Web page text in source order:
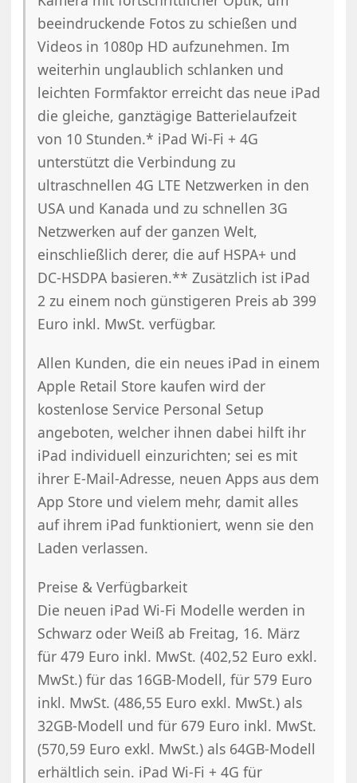
beeindruckende Fotos zu schießen und
Videos in 1080p HD aufzunehmen. Im
weiterhin unglaublich schlanken und
leichten Formfaktor erreicht das neue iPad
die gleiche, ganztägige Batterielaufzeit
von 10 Stunden.* iPad Wi-Fi + 4G
unterstützt die Verbindung zu
ultraschnellen 4G LTE Netzwerken in den
USA und Kanada und zu schnellen 3G
Netzwerken auf der ganzen Welt,
einschließlich derer, die auf HSPA+ und
DC-HSDPA basieren.** Zusätzlich ist iPad
2 zu einem noch günstigeren Preis ab 399
Euro inkl. MwSt. verfügbar.
Allen Kunden, die ein neues iPad in einem
Apple Retail Store kaufen wird der
kostenlose Service Personal Setup
angeboten, welcher ihnen dabei hilft ihr
iPad individuell einzurichten; sei es mit
ihrer E-Mail-Adresse, neuen Apps aus dem
App Store und vielem mehr, damit alles
auf ihrem iPad funktioniert, wenn sie den
Laden verlassen.
Preise & Verfügbarkeit
Die neuen iPad Wi-Fi Modelle werden in
Schwarz oder Weiß ab Freitag, 16. März
für 479 Euro inkl. MwSt. (402,52 Euro exkl.
MwSt.) für das 16GB-Modell, für 579 Euro
inkl. MwSt. (486,55 Euro exkl. MwSt.) als
32GB-Modell und für 679 Euro inkl. MwSt.
(570,59 Euro exkl. MwSt.) als 64GB-Modell
erhältlich sein. iPad Wi-Fi + 4G für